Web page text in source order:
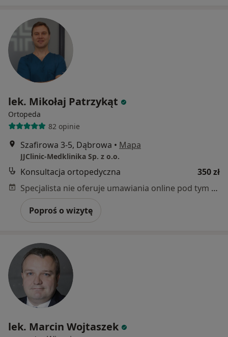
lek. Mikołaj Patrzykąt
Ortopeda
82 opinie
Szafirowa 3-5, Dąbrowa • Mapa
JJClinic-Medklinika Sp. z o.o.
Konsultacja ortopedyczna
350 zł
Specjalista nie oferuje umawiania online pod tym adresem.
Poproś o wizytę
lek. Marcin Wojtaszek